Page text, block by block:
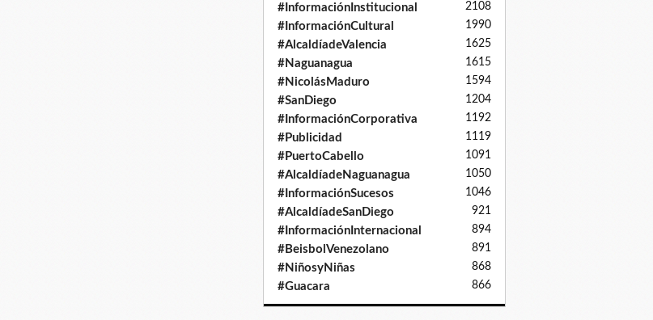
#InformaciónInstitucional 2108
#InformaciónCultural 1990
#AlcaldíadeValencia 1625
#Naguanagua 1615
#NicolásMaduro 1594
#SanDiego 1204
#InformaciónCorporativa 1192
#Publicidad 1119
#PuertoCabello 1091
#AlcaldíadeNaguanagua 1050
#InformaciónSucesos 1046
#AlcaldíadeSanDiego 921
#InformaciónInternacional 894
#BeisbolVenezolano 891
#NiñosyNiñas 868
#Guacara 866